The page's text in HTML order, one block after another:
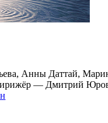
Анны Даттай,
— Дмитрий